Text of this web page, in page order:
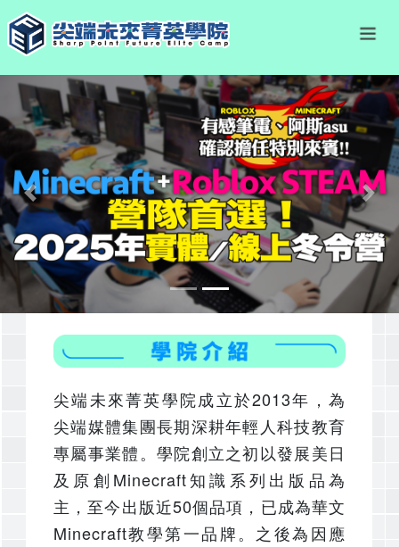
Previous Next
尖端未來菁英學院成立於2013年，為
尖端媒體集團長期深耕年輕人科技教育
專屬事業體。學院創立之初以發展美日
及原創Minecraft知識系列出版品為
主，至今出版近50個品項，已成為華文
Minecraft教學第一品牌。之後為因應